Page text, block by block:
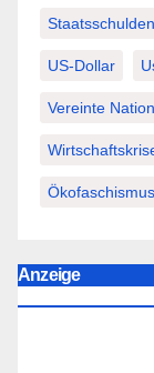
US-Dollar
Vereinte
Ökofaschismus
Anzeige